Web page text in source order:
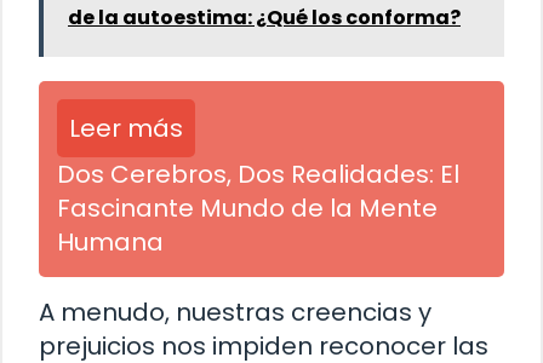
de la autoestima: ¿Qué los conforma?
Leer más
Dos Cerebros, Dos Realidades: El
Fascinante Mundo de la Mente
Humana
A menudo, nuestras creencias y
prejuicios nos impiden reconocer las